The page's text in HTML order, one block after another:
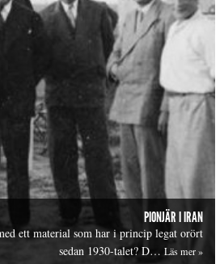
PIONJÄR I IRAN
ett material som har i princip legat orört
sedan 1930-talet? D…Läs mer »